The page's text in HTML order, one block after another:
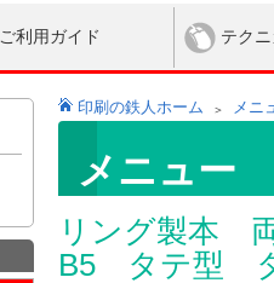
ご利用ガイド テク
印刷の鉄人ホーム メニ
メニュー
リング製本
B5 タテ型